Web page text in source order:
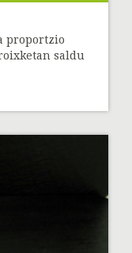
proportzio
saldu